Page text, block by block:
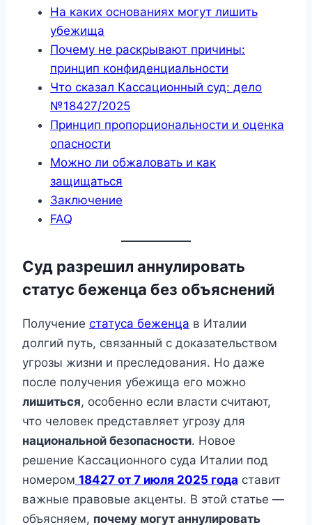
На каких основаниях могут лишить
убежища
Почему не раскрывают причины:
принцип конфиденциальности
Что сказал Кассационный суд: дело
№18427/2025
Принцип пропорциональности и оценка
опасности
Можно ли обжаловать и как
защищаться
Заключение
FAQ
Суд разрешил аннулировать
статус беженца без объяснений
Получение статуса беженца в Италии
долгий путь, связанный с доказательством
угрозы жизни и преследования. Но даже
после получения убежища его можно
лишиться, особенно если власти считают,
что человек представляет угрозу для
национальной безопасности. Новое
решение Кассационного суда Италии под
номером 18427 от 7 июля 2025 года ставит
важные правовые акценты. В этой статье —
объясняем, почему могут аннулировать